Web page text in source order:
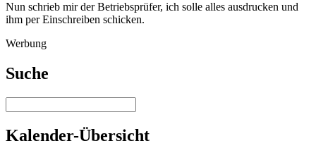
Nun schrieb mir der Betriebsprüfer, ich solle alles ausdrucken und
ihm per Einschreiben schicken.
Werbung
Suche
Kalender-Übersicht